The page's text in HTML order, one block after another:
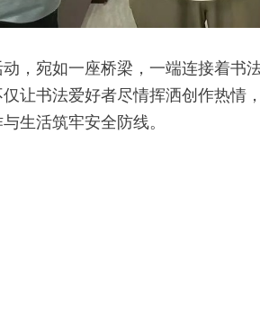
宛如一座桥梁，一端连接着书
让书法爱好者尽情挥洒创作热情
生活筑牢安全防线。